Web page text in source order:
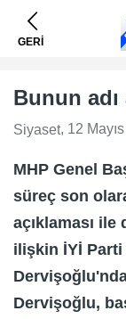
GERİ
Bunun adı
Siyaset, 12
MHP Genel
süreç son
açıklaması ile
ilişkin İYİ Parti
Dervişoğlu,